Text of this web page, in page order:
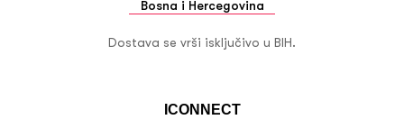
ICONNECT
Bosna i Hercegovina
Dostava se vrši isključivo u BIH.